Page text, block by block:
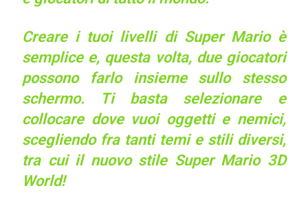
Creare i tuoi livelli di Super Mario è
semplice e, questa volta, due giocatori
possono farlo insieme sullo stesso
schermo. Ti basta selezionare e
collocare dove vuoi oggetti e nemici,
scegliendo fra tanti temi e stili diversi,
tra cui il nuovo stile Super Mario 3D
World!